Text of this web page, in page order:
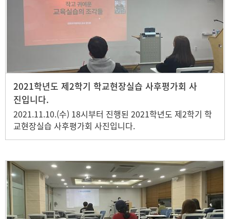
2021학년도 제2학기 학교현장실습 사후평가회 사
진입니다.
2021.11.10.(수) 18시부터 진행된 2021학년도 제2학기 학
교현장실습 사후평가회 사진입니다.